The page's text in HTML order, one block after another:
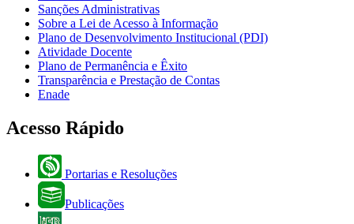
Sanções Administrativas
Sobre a Lei de Acesso à Informação
Plano de Desenvolvimento Institucional (PDI)
Atividade Docente
Plano de Permanência e Êxito
Transparência e Prestação de Contas
Enade
Acesso Rápido
Portarias e Resoluções
Publicações